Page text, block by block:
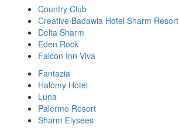
Country Club
Creative Badawia Hotel Sharm Resort
Delta Sharm
Eden Rock
Falcon Inn Viva
Fantazia
Halomy Hotel
Luna
Palermo Resort
Sharm Elysees